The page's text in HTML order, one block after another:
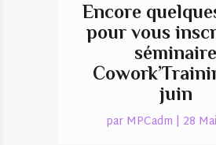
Encore
pour vous
séminaire
juin
par MPCadm | 28